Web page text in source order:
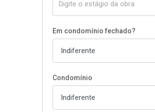
Em condomínio fechado?
Condomínio